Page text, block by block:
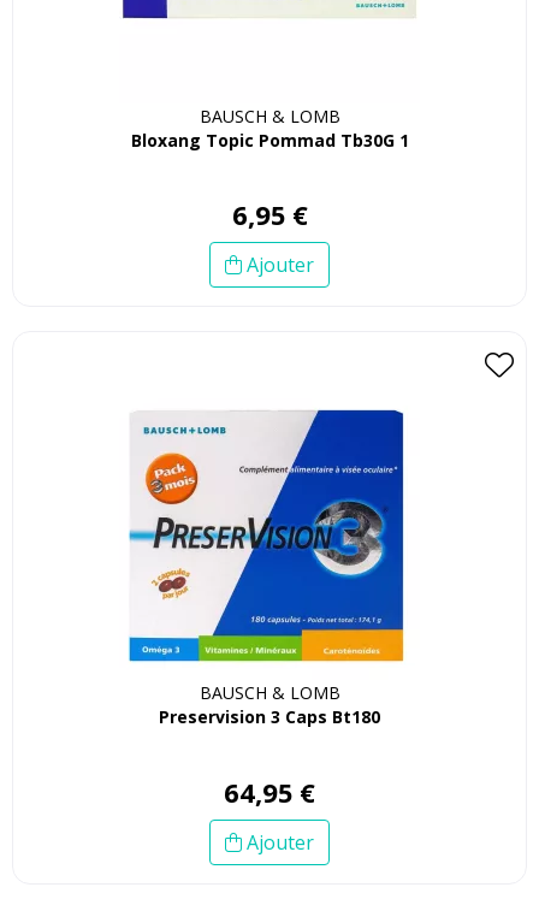
BAUSCH & LOMB
Bloxang Topic Pommad Tb30G 1
6,95 €
Ajouter
BAUSCH & LOMB
Preservision 3 Caps Bt180
64,95 €
Ajouter